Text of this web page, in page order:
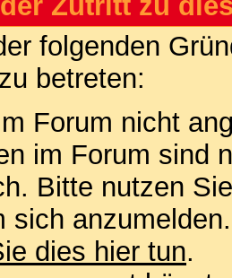
folgenden
betreten:
Forum nicht
im Forum sind
Bitte nutzen
sich
dies hier tun.